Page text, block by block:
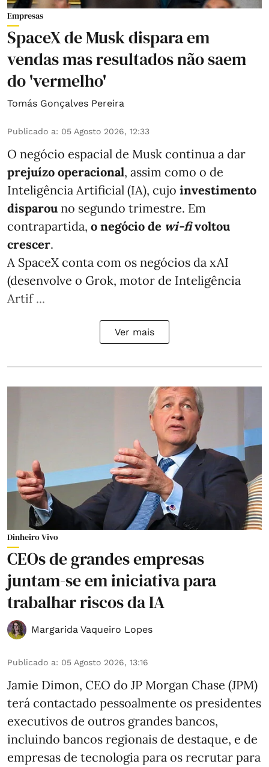
Empresas
SpaceX de Musk dispara em
vendas mas resultados não saem
do 'vermelho'
Tomás Gonçalves Pereira
Publicado a: 05 Agosto 2026, 12:33
O negócio espacial de Musk continua a dar
prejuízo operacional, assim como o de
Inteligência Artificial (IA), cujo investimento
disparou no segundo trimestre. Em
contrapartida, o negócio de wi-fivoltou
crescer.
A SpaceX conta com os negócios da xAI
(desenvolve o Grok, motor de Inteligência
Artif ...
Ver mais
Dinheiro Vivo
CEOs de grandes empresas
juntam-se em iniciativa para
trabalhar riscos da IA
Margarida Vaqueiro Lopes
Publicado a: 05 Agosto 2026, 13:16
Jamie Dimon, CEO do JP Morgan Chase (JPM)
terá contactado pessoalmente os presidentes
executivos de outros grandes bancos,
incluindo bancos regionais de destaque, e de
empresas de tecnologia para os recrutar para